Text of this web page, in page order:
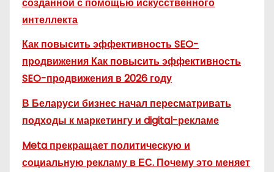
интеллекта
Как повысить эффективность SEO-
продвижения Как повысить эффективность
SEO-продвижения в 2026 году
В Беларуси бизнес начал пересматривать
подходы к маркетингу и digital-рекламе
Meta прекращает политическую и
социальную рекламу в ЕС. Почему это меняет